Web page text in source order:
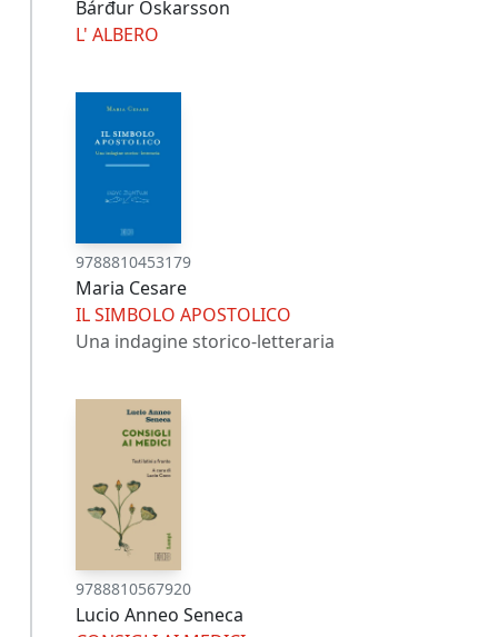
Bárđur Oskarsson
L' ALBERO
9788810453179
Maria Cesare
IL SIMBOLO APOSTOLICO
Una indagine storico-letteraria
9788810567920
Lucio Anneo Seneca